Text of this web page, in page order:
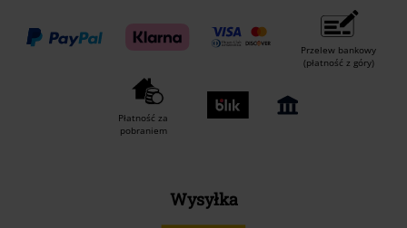
Przelew bankowy
(płatność z góry)
Płatność za
pobraniem
Wysyłka